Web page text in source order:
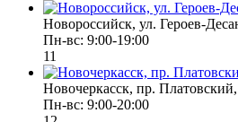
Новороссийск, ул. Героев-
Пн-вс: 9:00-19:00
11
Новочеркасск, пр.
Пн-вс: 9:00-20:00